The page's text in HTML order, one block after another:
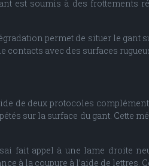
est soumis à des
permet de situer le
avec des surfaces
de deux protocoles
sur la surface du gant. Cette
fait appel à une lame droite
à la coupure à l’aide de